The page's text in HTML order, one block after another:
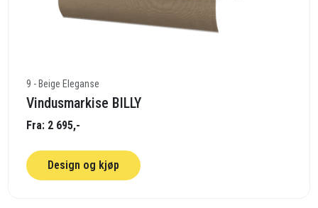
9 - Beige Eleganse
Vindusmarkise BILLY
Fra: 2 695,-
Design og kjøp